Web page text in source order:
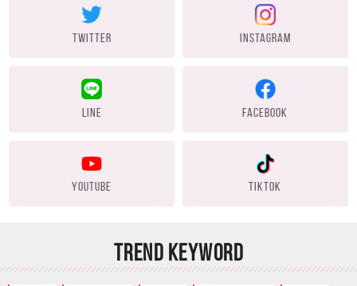
TWITTER INSTAGRAM
LINE FACEBOOK
YOUTUBE TIKTOK
TREND KEYWORD